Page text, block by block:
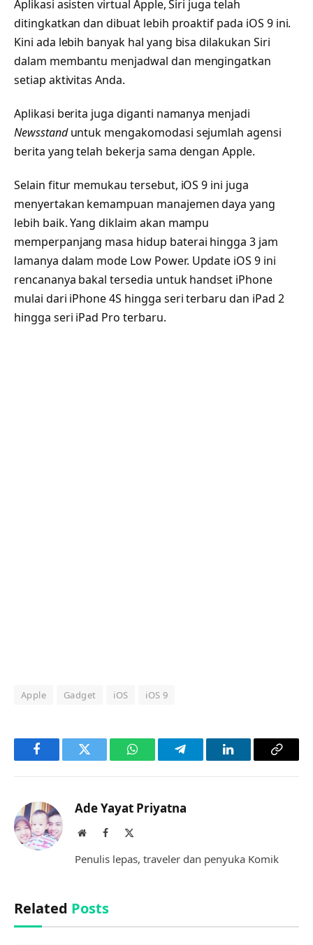
Aplikasi asisten virtual Apple, Siri juga telah
ditingkatkan dan dibuat lebih proaktif pada iOS 9 ini.
Kini ada lebih banyak hal yang bisa dilakukan Siri
dalam membantu menjadwal dan mengingatkan
setiap aktivitas Anda.
Aplikasi berita juga diganti namanya menjadi
Newsstanduntuk mengakomodasi sejumlah agensi
berita yang telah bekerja sama dengan Apple.
Selain fitur memukau tersebut, iOS 9 ini juga
menyertakan kemampuan manajemen daya yang
lebih baik. Yang diklaim akan mampu
memperpanjang masa hidup baterai hingga 3 jam
lamanya dalam mode Low Power. Update iOS 9 ini
rencananya bakal tersedia untuk handset iPhone
mulai dari iPhone 4S hingga seri terbaru dan iPad 2
hingga seri iPad Pro terbaru.
Apple Gadget iOS iOS 9
FacebookTwitter WhatsAppTelegramLinkedInCopy
Ade Yayat Priyatna
WebsiteFacebook
Penulis lepas, traveler dan penyuka Komik
Related Posts